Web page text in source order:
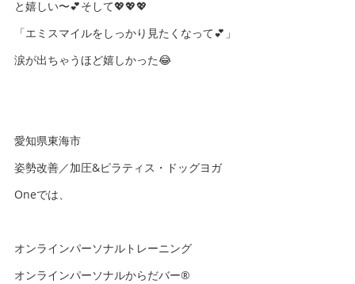
と嬉しい〜💕そして💖💖💖
「エミスマイルをしっかり見たくなって💕」
涙が出ちゃうほど嬉しかった😂
愛知県東海市
姿勢改善／加圧&ピラティス・ドッグヨガ
Oneでは、
オンラインパーソナルトレーニング
オンラインパーソナルからだバー®️